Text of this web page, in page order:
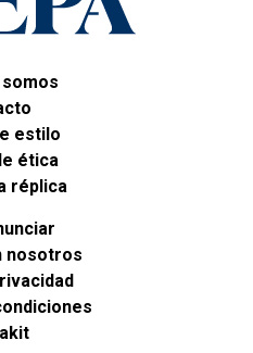
estilo
ética
réplica
nosotros